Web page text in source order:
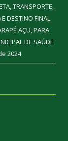
TRANSPORTE,
DESTINO FINAL
AÇU, PARA
DE SAÚDE
2024